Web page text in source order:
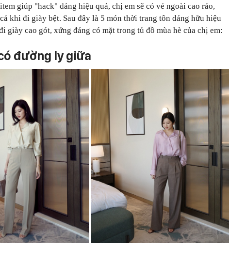
giúp "hack" dáng hiệu quả, chị em sẽ có vẻ ngoài cao ráo,
khi đi giày bệt. Sau đây là 5 món thời trang tôn dáng hữu hiệu
giày cao gót, xứng đáng có mặt trong tủ đồ mùa hè của chị em:
đường ly giữa